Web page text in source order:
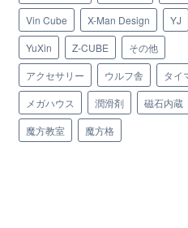
Vin Cube
X-Man Design
YJ
YuXin
Z-CUBE
その他
アクセサリー
ウルフ舎
タイ
メガハウス
潤滑剤
磁石内蔵
魔方教室
魔方格